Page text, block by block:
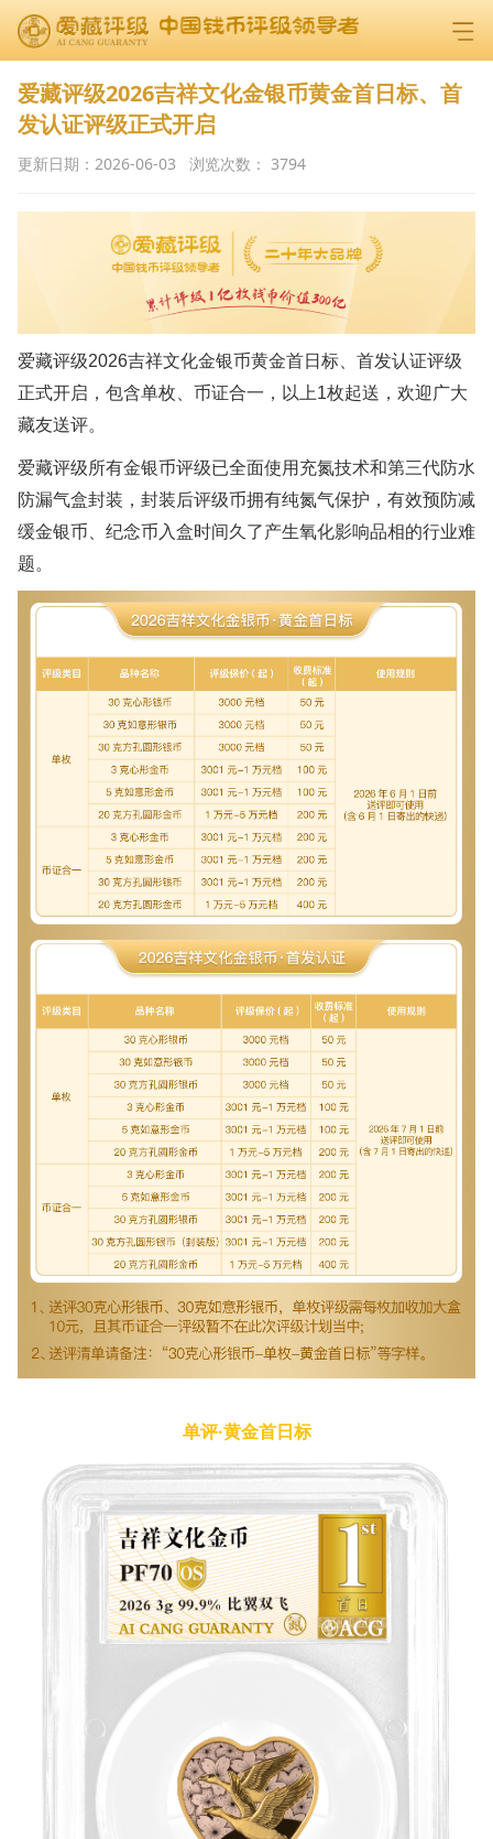
爱藏评级2026吉祥文化金银币黄金首日标、首
发认证评级正式开启
更新日期： 2026-06-03 浏览次数： 3794
爱藏评级2026吉祥文化金银币黄金首日标、首发认证评级
正式开启，包含单枚、币证合一，以上1枚起送，欢迎广大
藏友送评。
爱藏评级所有金银币评级已全面使用充氮技术和第三代防水
防漏气盒封装，封装后评级币拥有纯氮气保护，有效预防减
缓金银币、纪念币入盒时间久了产生氧化影响品相的行业难
题。
单评·黄金首日标